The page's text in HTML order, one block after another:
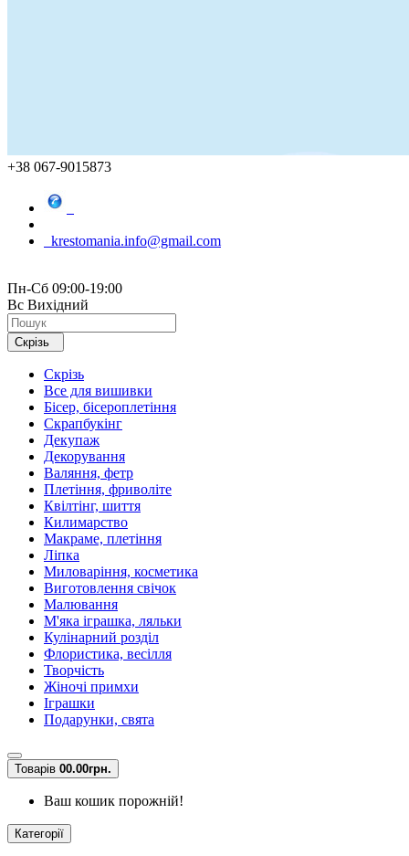
+38 067-9015873
krestomania.info@gmail.com
Пн-Сб 09:00-19:00
Вс Вихідний
Скрізь
Скрізь
Все для вишивки
Бісер, бісероплетіння
Скрапбукінг
Декупаж
Декорування
Валяння, фетр
Плетіння, фриволіте
Квілтінг, шиття
Килимарство
Макраме, плетіння
Ліпка
Миловаріння, косметика
Виготовлення свічок
Малювання
М'яка іграшка, ляльки
Кулінарний розділ
Флористика, весілля
Творчість
Жіночі примхи
Іграшки
Подарунки, свята
Товарів 00.00грн.
Ваш кошик порожній!
Категорії